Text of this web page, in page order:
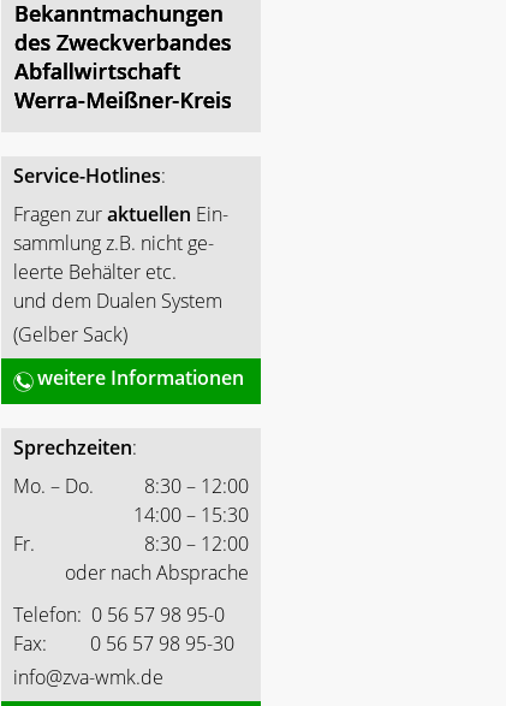
Service-Hotlines:
Fragen zuraktuellen Ein-
sammlung z.B. nicht ge-
leerte Behälter etc.
und dem Dualen System
(Gelber Sack)
weitere Informationen
Sprechzeiten:
Mo. – Do.
8:30 – 12:00
14:00 – 15:30
Fr.
8:30 – 12:00
oder nach Absprache
Telefon: 0 56 57 98 95-0
Fax: 0 56 57 98 95-30
info@zva-wmk.de